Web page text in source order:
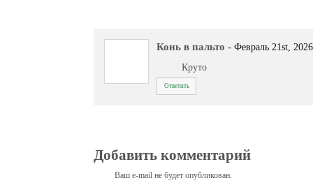
Конь в пальто - Февраль 21st,
Круто
Ответить
Добавить комментарий
Ваш e-mail не будет опубликован.